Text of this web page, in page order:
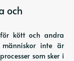
och
kött och andra
inte är
som sker i